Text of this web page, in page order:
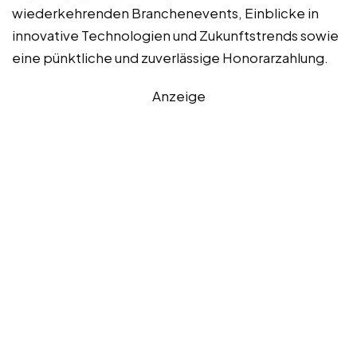
wiederkehrenden Branchenevents, Einblicke in
innovative Technologien und Zukunftstrends sowie
eine pünktliche und zuverlässige Honorarzahlung.
Anzeige